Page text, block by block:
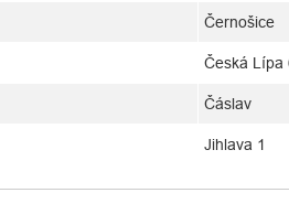
Černošice
Česká Lípa
Čáslav
Jihlava 1